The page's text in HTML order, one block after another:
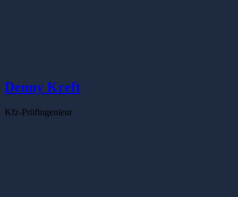
Denny Kreft
Kfz-Prüfingenieur